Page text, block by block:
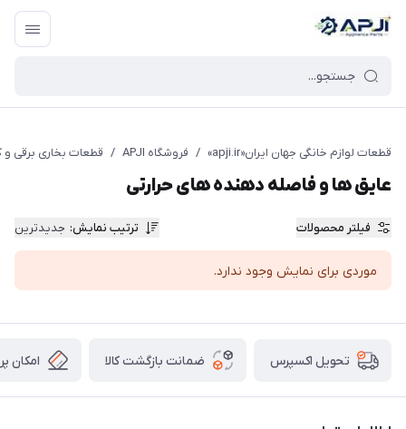
قطعات یدکی و جانبی لوازم خانگی جهان ایران
قطعات لوازم خانگی جهان ایران«apji.ir» / فروشگاه APJI / قطعات بخاری برقی
عایق ها و فاصله دهنده های حرارتی
فیلتر محصولات ترتیب نمایش: جدیدترین
موردی برای نمایش وجود ندارد.
تحویل اکسپرس ضمانت بازگشت کالا امکان